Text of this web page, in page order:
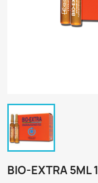
BIO-EXTRA 5ML